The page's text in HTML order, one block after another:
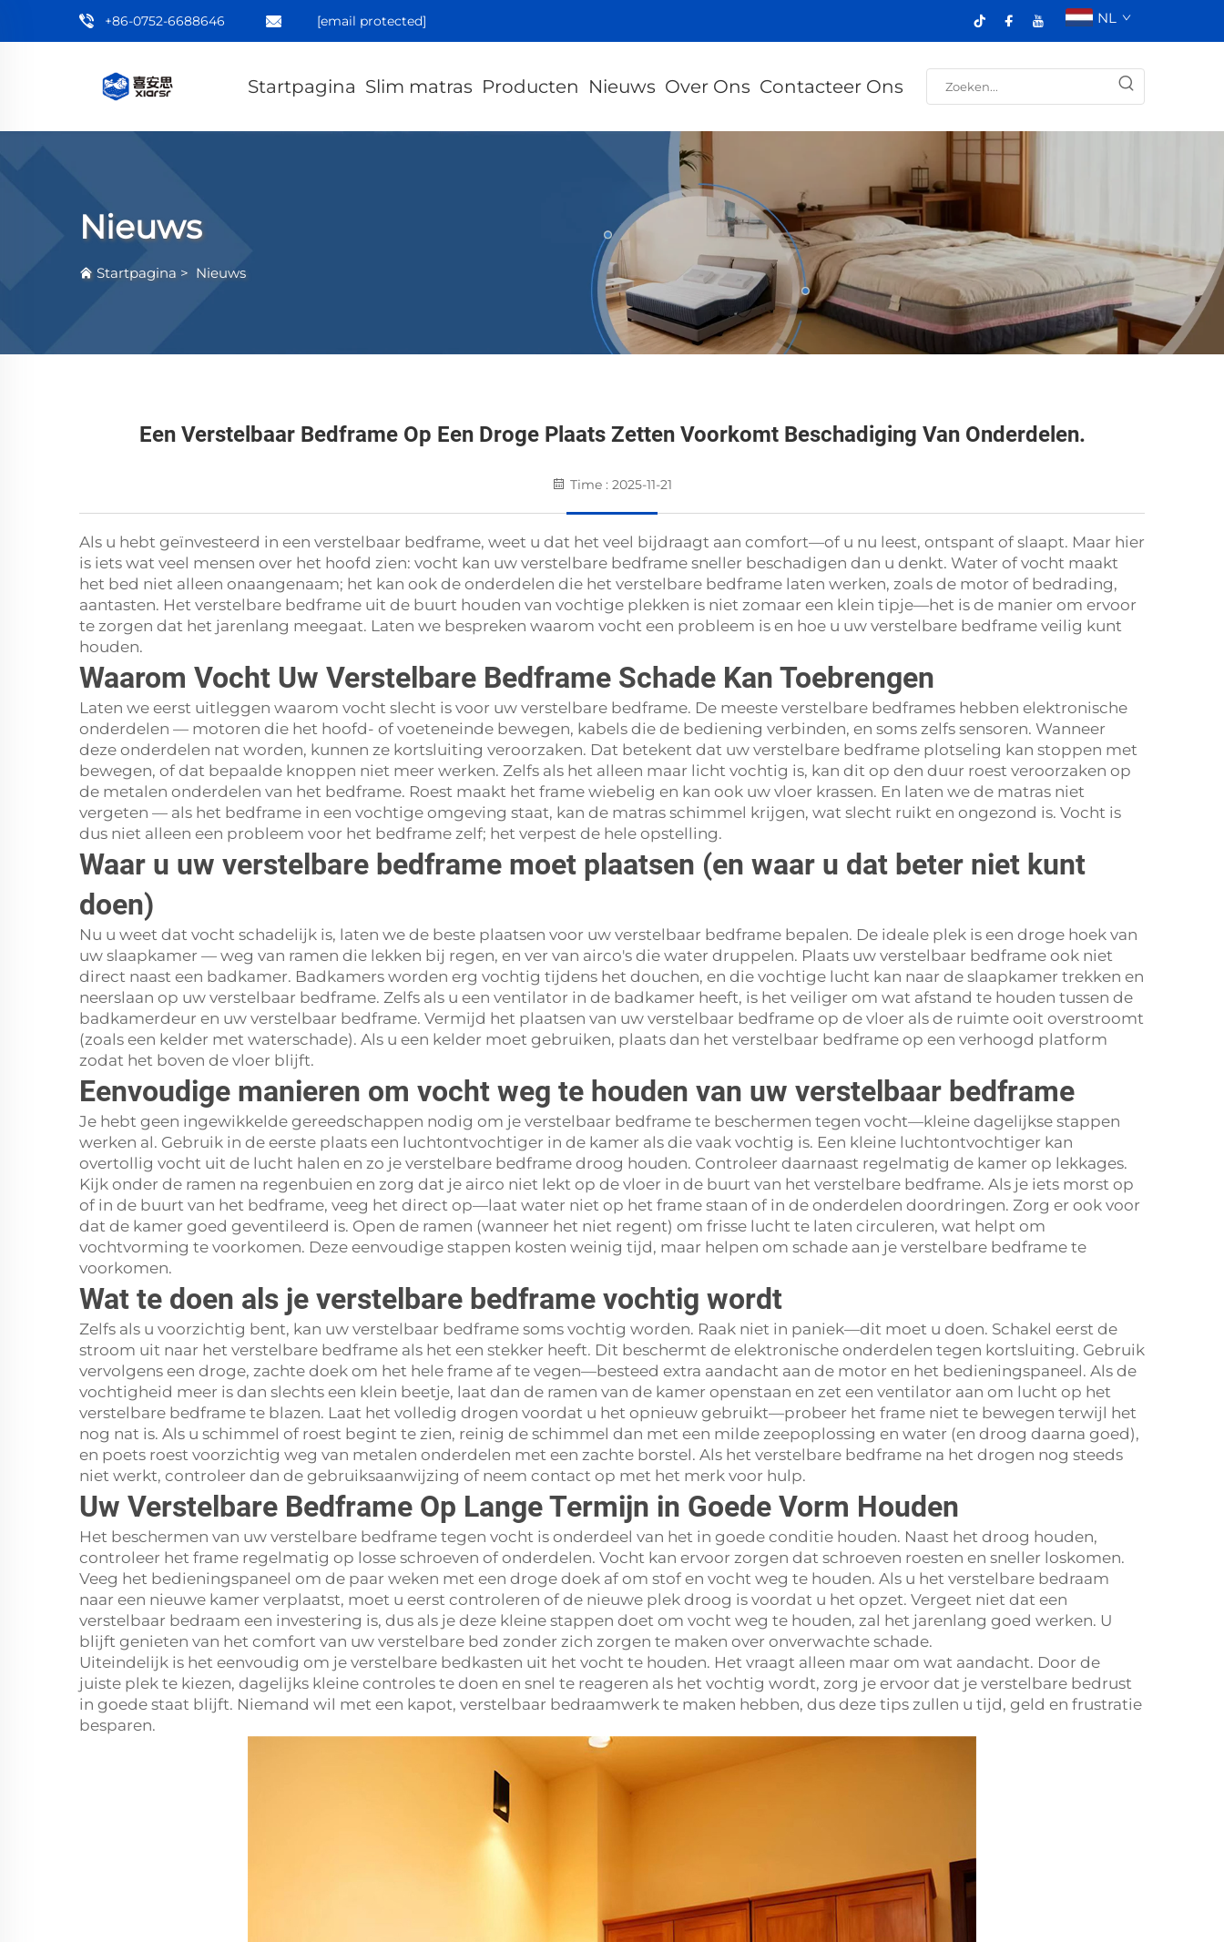
+86-0752-6688646 [email protected] NL
Startpagina Slim matras Producten Nieuws Over Ons Contacteer Ons
Nieuws
Startpagina > Nieuws
Een Verstelbaar Bedframe Op Een Droge Plaats Zetten Voorkomt Beschadiging Van Onderdelen.
Time : 2025-11-21
Als u hebt geïnvesteerd in een verstelbaar bedframe, weet u dat het veel bijdraagt aan comfort—of u nu leest, ontspant of slaapt. Maar hier
is iets wat veel mensen over het hoofd zien: vocht kan uw verstelbare bedframe sneller beschadigen dan u denkt. Water of vocht maakt
het bed niet alleen onaangenaam; het kan ook de onderdelen die het verstelbare bedframe laten werken, zoals de motor of bedrading,
aantasten. Het verstelbare bedframe uit de buurt houden van vochtige plekken is niet zomaar een klein tipje—het is de manier om ervoor
te zorgen dat het jarenlang meegaat. Laten we bespreken waarom vocht een probleem is en hoe u uw verstelbare bedframe veilig kunt
houden.
Waarom Vocht Uw Verstelbare Bedframe Schade Kan Toebrengen
Laten we eerst uitleggen waarom vocht slecht is voor uw verstelbare bedframe. De meeste verstelbare bedframes hebben elektronische
onderdelen — motoren die het hoofd- of voeteneinde bewegen, kabels die de bediening verbinden, en soms zelfs sensoren. Wanneer
deze onderdelen nat worden, kunnen ze kortsluiting veroorzaken. Dat betekent dat uw verstelbare bedframe plotseling kan stoppen met
bewegen, of dat bepaalde knoppen niet meer werken. Zelfs als het alleen maar licht vochtig is, kan dit op den duur roest veroorzaken op
de metalen onderdelen van het bedframe. Roest maakt het frame wiebelig en kan ook uw vloer krassen. En laten we de matras niet
vergeten — als het bedframe in een vochtige omgeving staat, kan de matras schimmel krijgen, wat slecht ruikt en ongezond is. Vocht is
dus niet alleen een probleem voor het bedframe zelf; het verpest de hele opstelling.
Waar u uw verstelbare bedframe moet plaatsen (en waar u dat beter niet kunt
doen)
Nu u weet dat vocht schadelijk is, laten we de beste plaatsen voor uw verstelbaar bedframe bepalen. De ideale plek is een droge hoek van
uw slaapkamer — weg van ramen die lekken bij regen, en ver van airco's die water druppelen. Plaats uw verstelbaar bedframe ook niet
direct naast een badkamer. Badkamers worden erg vochtig tijdens het douchen, en die vochtige lucht kan naar de slaapkamer trekken en
neerslaan op uw verstelbaar bedframe. Zelfs als u een ventilator in de badkamer heeft, is het veiliger om wat afstand te houden tussen de
badkamerdeur en uw verstelbaar bedframe. Vermijd het plaatsen van uw verstelbaar bedframe op de vloer als de ruimte ooit overstroomt
(zoals een kelder met waterschade). Als u een kelder moet gebruiken, plaats dan het verstelbaar bedframe op een verhoogd platform
zodat het boven de vloer blijft.
Eenvoudige manieren om vocht weg te houden van uw verstelbaar bedframe
Je hebt geen ingewikkelde gereedschappen nodig om je verstelbaar bedframe te beschermen tegen vocht—kleine dagelijkse stappen
werken al. Gebruik in de eerste plaats een luchtontvochtiger in de kamer als die vaak vochtig is. Een kleine luchtontvochtiger kan
overtollig vocht uit de lucht halen en zo je verstelbare bedframe droog houden. Controleer daarnaast regelmatig de kamer op lekkages.
Kijk onder de ramen na regenbuien en zorg dat je airco niet lekt op de vloer in de buurt van het verstelbare bedframe. Als je iets morst op
of in de buurt van het bedframe, veeg het direct op—laat water niet op het frame staan of in de onderdelen doordringen. Zorg er ook voor
dat de kamer goed geventileerd is. Open de ramen (wanneer het niet regent) om frisse lucht te laten circuleren, wat helpt om
vochtvorming te voorkomen. Deze eenvoudige stappen kosten weinig tijd, maar helpen om schade aan je verstelbare bedframe te
voorkomen.
Wat te doen als je verstelbare bedframe vochtig wordt
Zelfs als u voorzichtig bent, kan uw verstelbaar bedframe soms vochtig worden. Raak niet in paniek—dit moet u doen. Schakel eerst de
stroom uit naar het verstelbare bedframe als het een stekker heeft. Dit beschermt de elektronische onderdelen tegen kortsluiting. Gebruik
vervolgens een droge, zachte doek om het hele frame af te vegen—besteed extra aandacht aan de motor en het bedieningspaneel. Als de
vochtigheid meer is dan slechts een klein beetje, laat dan de ramen van de kamer openstaan en zet een ventilator aan om lucht op het
verstelbare bedframe te blazen. Laat het volledig drogen voordat u het opnieuw gebruikt—probeer het frame niet te bewegen terwijl het
nog nat is. Als u schimmel of roest begint te zien, reinig de schimmel dan met een milde zeepoplossing en water (en droog daarna goed),
en poets roest voorzichtig weg van metalen onderdelen met een zachte borstel. Als het verstelbare bedframe na het drogen nog steeds
niet werkt, controleer dan de gebruiksaanwijzing of neem contact op met het merk voor hulp.
Uw Verstelbare Bedframe Op Lange Termijn in Goede Vorm Houden
Het beschermen van uw verstelbare bedframe tegen vocht is onderdeel van het in goede conditie houden. Naast het droog houden,
controleer het frame regelmatig op losse schroeven of onderdelen. Vocht kan ervoor zorgen dat schroeven roesten en sneller loskomen.
Veeg het bedieningspaneel om de paar weken met een droge doek af om stof en vocht weg te houden. Als u het verstelbare bedraam
naar een nieuwe kamer verplaatst, moet u eerst controleren of de nieuwe plek droog is voordat u het opzet. Vergeet niet dat een
verstelbaar bedraam een investering is, dus als je deze kleine stappen doet om vocht weg te houden, zal het jarenlang goed werken. U
blijft genieten van het comfort van uw verstelbare bed zonder zich zorgen te maken over onverwachte schade.
Uiteindelijk is het eenvoudig om je verstelbare bedkasten uit het vocht te houden. Het vraagt alleen maar om wat aandacht. Door de
juiste plek te kiezen, dagelijks kleine controles te doen en snel te reageren als het vochtig wordt, zorg je ervoor dat je verstelbare bedrust
in goede staat blijft. Niemand wil met een kapot, verstelbaar bedraamwerk te maken hebben, dus deze tips zullen u tijd, geld en frustratie
besparen.